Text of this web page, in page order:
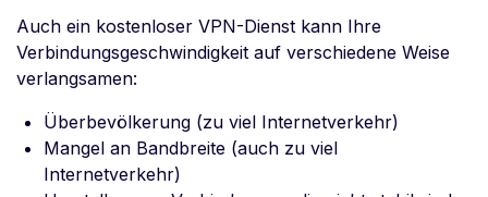
Auch ein kostenloser VPN-Dienst kann Ihre
Verbindungsgeschwindigkeit auf verschiedene Weise
verlangsamen:
Überbevölkerung (zu viel Internetverkehr)
Mangel an Bandbreite (auch zu viel
Internetverkehr)